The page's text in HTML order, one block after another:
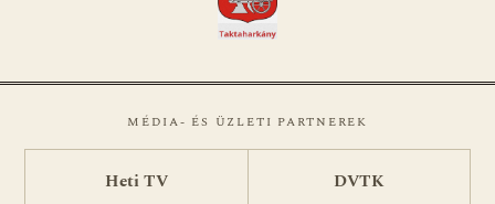
MÉDIA- ÉS ÜZLETI PARTNEREK
Heti TV DVTK